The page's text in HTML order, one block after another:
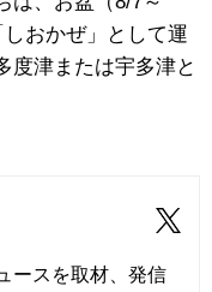
おかぜ」として運
度津または宇多津と
ースを取材、発信